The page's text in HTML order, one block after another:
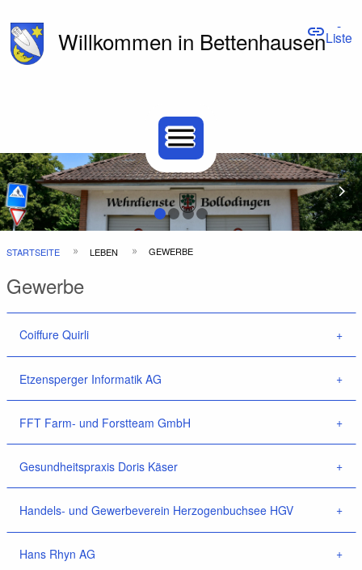
Willkommen in Bettenhausen
link -
Liste
Top
Barmenu
Previous Slide
arrow_back_ios arrow_forward_ios
Pfadnavigation
STARTSEITE LEBEN GEWERBE
Gewerbe
Coiffure Quirli
Etzensperger Informatik AG
FFT Farm- und Forstteam GmbH
Gesundheitspraxis Doris Käser
Handels- und Gewerbeverein Herzogenbuchsee HGV
Hans Rhyn AG